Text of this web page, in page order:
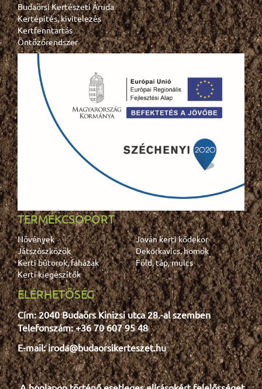
Budaörsi Kertészeti Áruda
Kertépítés, kivitelezés
Kertfenntartás
Öntözőrendszer
TERMÉKCSOPORT
Növények
Jován kerti kődekor
Játszószközök
Dekorkavics, homok
Kerti bútorok, faházak
Föld, táp, mulcs
Kerti kiegészítők
ELÉRHETŐSÉG
Cím: 2040 Budaörs Kinizsi utca 28.-al szemben
Telefonszám: +36 70 607 95 48
E-mail: iroda@budaorsikerteszet.hu